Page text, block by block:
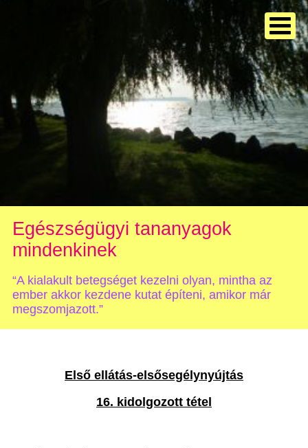
Egészségügyi tananyagok
mindenkinek
“A kialakult betegséget kezelni olyan, mintha az
ember akkor kezdene kutat építeni, amikor már
megszomjazott.”
Első ellátás-elsősegélynyújtás
16. kidolgozott tétel